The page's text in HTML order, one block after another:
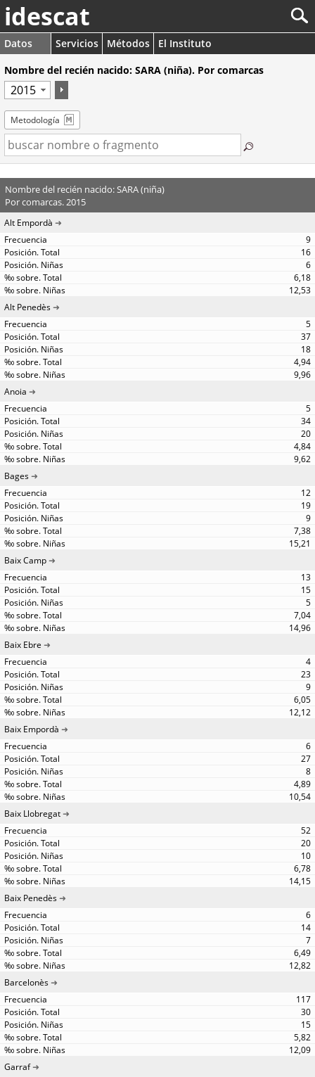
idescat
Datos Servicios Métodos
El Instituto
Nombre del recién nacido: SARA (niña). Por comarcas
Metodología
Nombre del recién nacido: SARA (niña)
Por comarcas. 2015
Alt Empordà
9
16
6
6,18
12,53
Alt Penedès
5
37
18
4,94
9,96
Anoia
5
34
20
4,84
9,62
Bages
12
19
9
7,38
15,21
Baix Camp
13
15
5
7,04
14,96
Baix Ebre
4
23
9
6,05
12,12
Baix Empordà
6
27
8
4,89
10,54
Baix Llobregat
52
20
10
6,78
14,15
Baix Penedès
6
14
7
6,49
12,82
Barcelonès
117
30
15
5,82
12,09
Garraf